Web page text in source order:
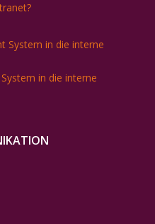
System in die interne
in die interne